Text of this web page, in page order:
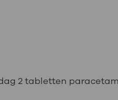
2 tabletten